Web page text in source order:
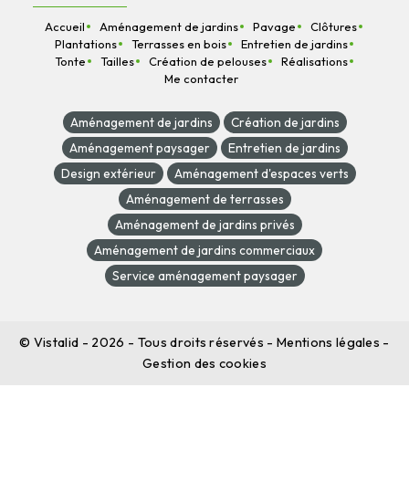
Accueil Aménagement de jardins Pavage
Clôtures
Plantations
Terrasses en bois
Entretien de jardins
Tonte
Tailles Création de pelouses
Réalisations
Me contacter
Aménagement de jardins
Création de jardins
Aménagement paysager
Entretien de jardins
Design extérieur
Aménagement d'espaces verts
Aménagement de terrasses
Aménagement de jardins privés
Aménagement de jardins commerciaux
Service aménagement paysager
© Vistalid - 2026 - Tous droits réservés - Mentions légales -
Gestion des cookies